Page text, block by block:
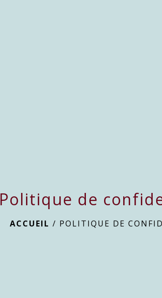
Politique de
ACCUEIL / POLITIQUE DE